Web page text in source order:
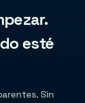
esté
Sin